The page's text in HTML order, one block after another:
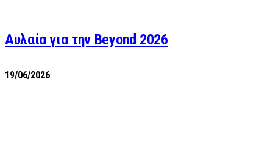
Αυλαία για την Beyond 2026
19/06/2026